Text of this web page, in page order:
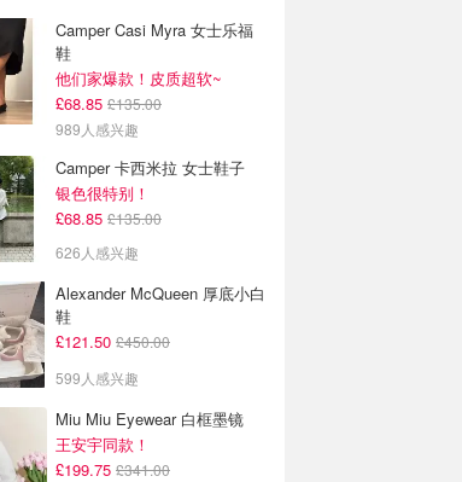
Camper Casi Myra 女士乐福
鞋
他们家爆款！皮质超软~
£68.85 £135.00
989人感兴趣
Camper 卡西米拉 女士鞋子
银色很特别！
£68.85 £135.00
626人感兴趣
Alexander McQueen 厚底小白
鞋
£121.50 £450.00
599人感兴趣
Miu Miu Eyewear 白框墨镜
王安宇同款！
£199.75 £341.00